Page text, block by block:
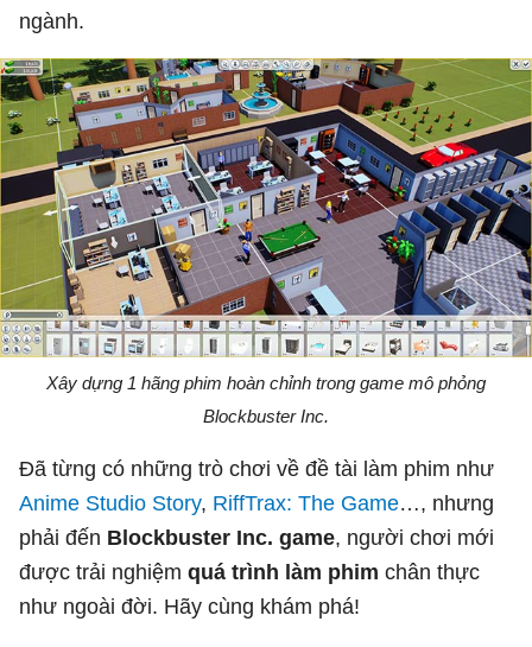
ngành.
Xây dựng 1 hãng phim hoàn chỉnh trong game mô phỏng
Blockbuster Inc.
Đã từng có những trò chơi về đề tài làm phim như
Anime Studio Story, RiffTrax: The Game…, nhưng
phải đến Blockbuster Inc. game, người chơi mới
được trải nghiệm quá trình làm phim chân thực
như ngoài đời. Hãy cùng khám phá!